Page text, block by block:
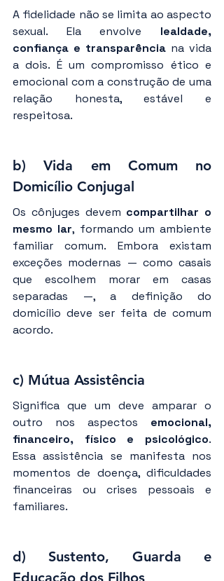
A fidelidade não se limita ao aspecto
sexual. Ela envolve lealdade,
confiança e transparência na vida
a dois. É um compromisso ético e
emocional com a construção de uma
relação honesta, estável e
respeitosa.
b) Vida em Comum no
Domicílio Conjugal
Os cônjuges devem compartilhar o
mesmo lar, formando um ambiente
familiar comum. Embora existam
exceções modernas — como casais
que escolhem morar em casas
separadas —, a definição do
domicílio deve ser feita de comum
acordo.
c) Mútua Assistência
Significa que um deve amparar o
outro nos aspectos emocional,
financeiro, físico e psicológico.
Essa assistência se manifesta nos
momentos de doença, dificuldades
financeiras ou crises pessoais e
familiares.
d) Sustento, Guarda e